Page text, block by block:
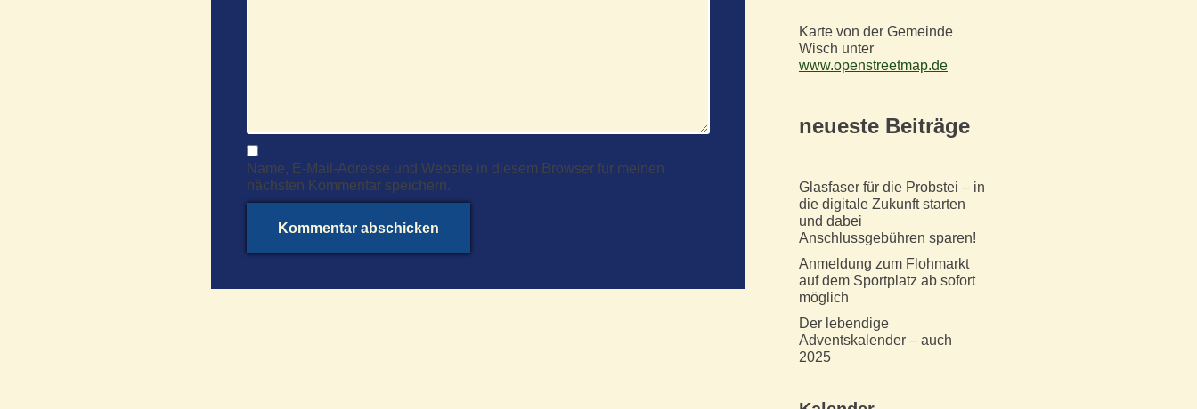
Name, E-Mail-Adresse und Website in diesem Browser für meinen
nächsten Kommentar speichern.
Karte von der Gemeinde
Wisch unter
www.openstreetmap.de
neueste Beiträge
Glasfaser für die Probstei – in
die digitale Zukunft starten
und dabei
Anschlussgebühren sparen!
Anmeldung zum Flohmarkt
auf dem Sportplatz ab sofort
möglich
Der lebendige
Adventskalender – auch
2025